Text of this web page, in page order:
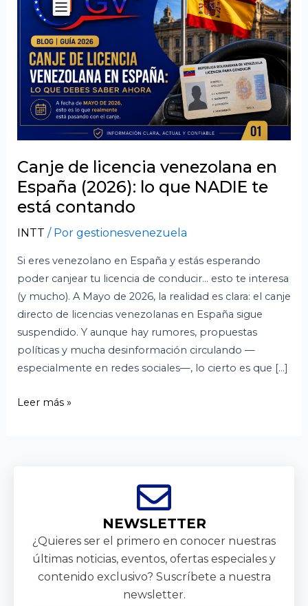
Canje de licencia venezolana en
España (2026): lo que NADIE te
está contando
INTT / Por gestionesvenezuela
Si eres venezolano en España y estás esperando
poder canjear tu licencia de conducir… esto te interesa
(y mucho). A Mayo de 2026, la realidad es clara: el canje
directo de licencias venezolanas en España sigue
suspendido. Y aunque hay rumores, propuestas
políticas y mucha desinformación circulando —
especialmente en redes sociales—, lo cierto es que […]
venezolana
España
(2026):
que
NADIE
te
está
contando
Leer más »
NEWSLETTER
¿Quieres ser el primero en conocer nuestras
últimas noticias, eventos, ofertas especiales y
contenido exclusivo? Suscríbete a nuestra
newsletter.